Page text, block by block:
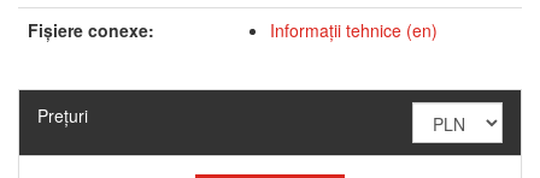
Fişiere conexe:
Informaţii tehnice (en)
Preţuri